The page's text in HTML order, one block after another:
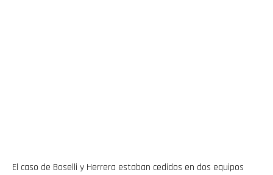
El caso de Boselli y Herrera estaban cedidos en dos equipos